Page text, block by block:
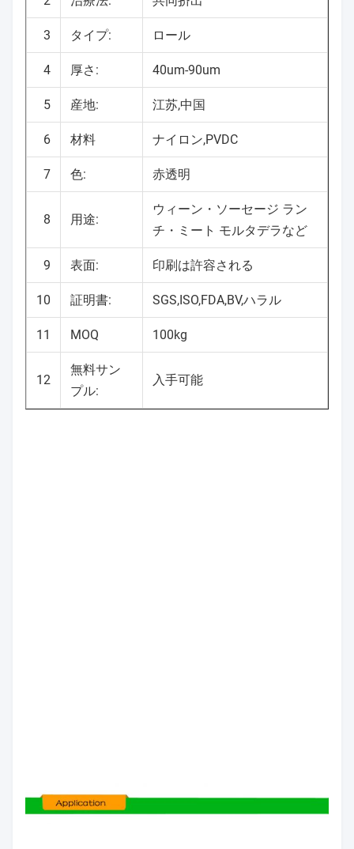
3 タイプ: ロール
4 厚さ: 40um-90um
5 産地: 江苏,中国
6 材料 ナイロン,PVDC
7 色: 赤透明
8 用途:
ウィーン・ソーセージ ラン
チ・ミート モルタデラなど
9 表面: 印刷は許容される
10 証明書: SGS,ISO,FDA,BV,ハラル
11 MOQ 100kg
12
無料サン
プル:
入手可能